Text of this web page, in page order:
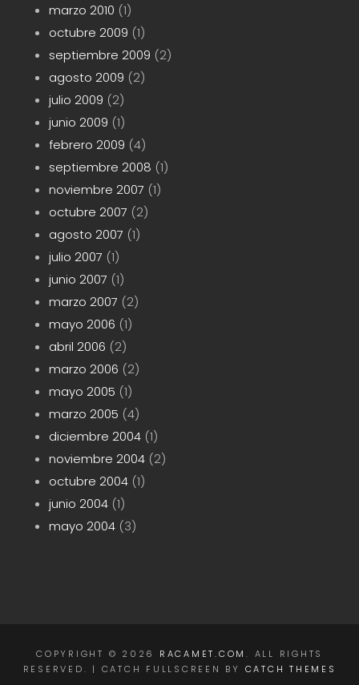
marzo 2010 (1)
octubre 2009 (1)
septiembre 2009 (2)
agosto 2009 (2)
julio 2009 (2)
junio 2009 (1)
febrero 2009 (4)
septiembre 2008 (1)
noviembre 2007 (1)
octubre 2007 (2)
agosto 2007 (1)
julio 2007 (1)
junio 2007 (1)
marzo 2007 (2)
mayo 2006 (1)
abril 2006 (2)
marzo 2006 (2)
mayo 2005 (1)
marzo 2005 (4)
diciembre 2004(1)
noviembre 2004(2)
octubre 2004(1)
junio 2004(1)
mayo 2004(3)
COPYRIGHT © 2026 RACAMET.COM . ALL RIGHTS
RESERVED. | CATCH FULLSCREEN BY CATCH THEMES